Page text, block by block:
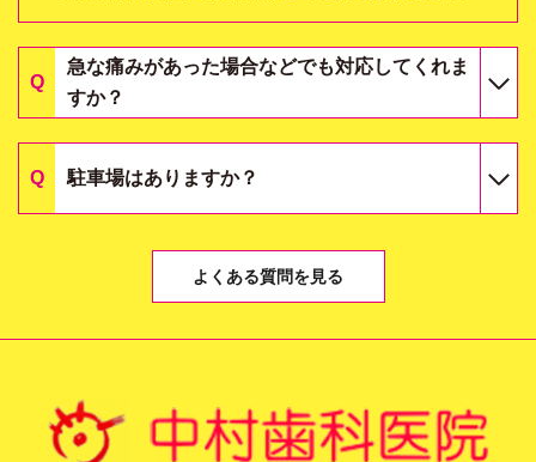
急な痛みがあった場合などでも対応してくれま
すか？
駐車場はありますか？
よくある質問を見る